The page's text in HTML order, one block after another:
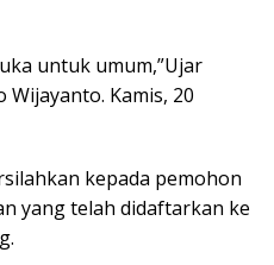
untuk umum,”Ujar
Kamis, 20
kepada pemohon
yang telah didaftarkan ke